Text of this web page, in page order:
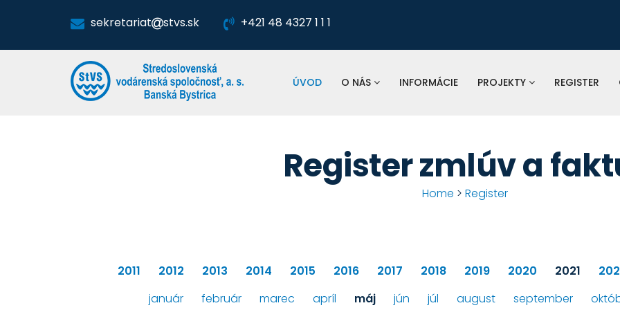
sekretariat stvs.sk +421 48 4327 1 1 1
Pre
vodomerov,
spoločnosť:
ÚVOD O NÁS INFORMÁCIE PROJEKTY REGISTER
Register zmlúv a
Home > Register
2011 2012 2013 2014 2015 2016 2017 2018 2019 2020 2021
január
február marec apríl máj jún júl august september